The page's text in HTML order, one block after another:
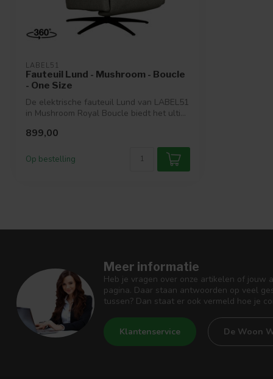
LABEL51
Fauteuil Lund - Mushroom - Boucle
- One Size
De elektrische fauteuil Lund van LABEL51
in Mushroom Royal Boucle biedt het ulti...
899,00
Op bestelling
Meer informatie
Heb je vragen over onze artikelen of jouw
pagina. Daar staan antwoorden op veel
tussen? Dan staat er ook vermeld hoe je
Klantenservice De Woon